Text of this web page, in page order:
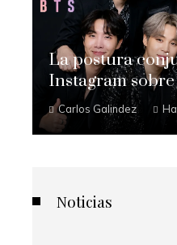
La postura
Instagram
Carlos Galindez
Noticias